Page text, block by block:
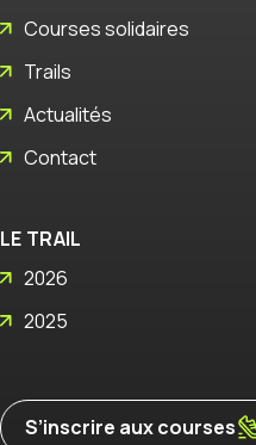
Courses solidaires
Trails
Actualités
Contact
LE TRAIL
2026
2025
S’inscrire aux courses